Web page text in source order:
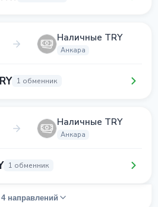
Наличные TRY
Анкара
1 обменник
Наличные TRY
Анкара
1 обменник
направлений